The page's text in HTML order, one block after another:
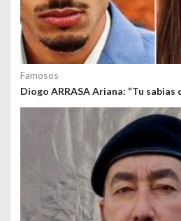
Famosos
Diogo ARRASA Ariana: “Tu